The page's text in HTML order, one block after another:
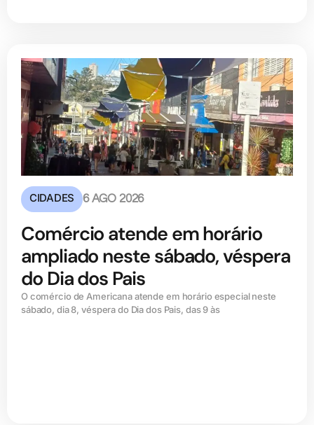
CIDADES 6 AGO 2026
Comércio atende em horário
ampliado neste sábado, véspera
do Dia dos Pais
O comércio de Americana atende em horário especial neste
sábado, dia 8, véspera do Dia dos Pais, das 9 às